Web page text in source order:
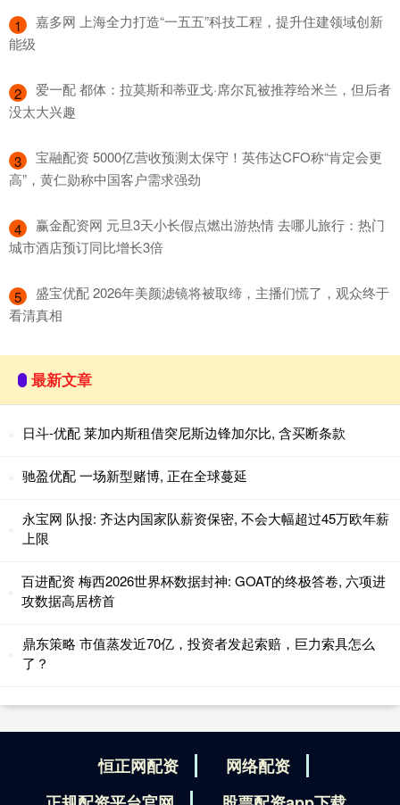
1
​嘉多网 上海全力打造“一五五”科技工程，提升住建领域创新
能级
2
​爱一配 都体：拉莫斯和蒂亚戈·席尔瓦被推荐给米兰，但后者
没太大兴趣
3
​宝融配资 5000亿营收预测太保守！英伟达CFO称“肯定会更
高”，黄仁勋称中国客户需求强劲
4
​赢金配资网 元旦3天小长假点燃出游热情 去哪儿旅行：热门
城市酒店预订同比增长3倍
5
​盛宝优配 2026年美颜滤镜将被取缔，主播们慌了，观众终于
看清真相
最新文章
日斗-优配 莱加内斯租借突尼斯边锋加尔比, 含买断条款
驰盈优配 一场新型赌博, 正在全球蔓延
永宝网 队报: 齐达内国家队薪资保密, 不会大幅超过45万欧年薪
上限
百进配资 梅西2026世界杯数据封神: GOAT的终极答卷, 六项进
攻数据高居榜首
鼎东策略 市值蒸发近70亿，投资者发起索赔，巨力索具怎么
了？
恒正网配资
网络配资